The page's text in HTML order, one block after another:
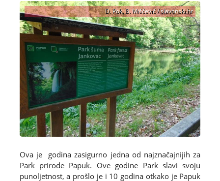
D. Pok, B. Miščević / slavonski.hr
Ova je godina zasigurno jedna od najznačajnijih za
Park prirode Papuk. Ove godine Park slavi svoju
punoljetnost, a prošlo je i 10 godina otkako je Papuk